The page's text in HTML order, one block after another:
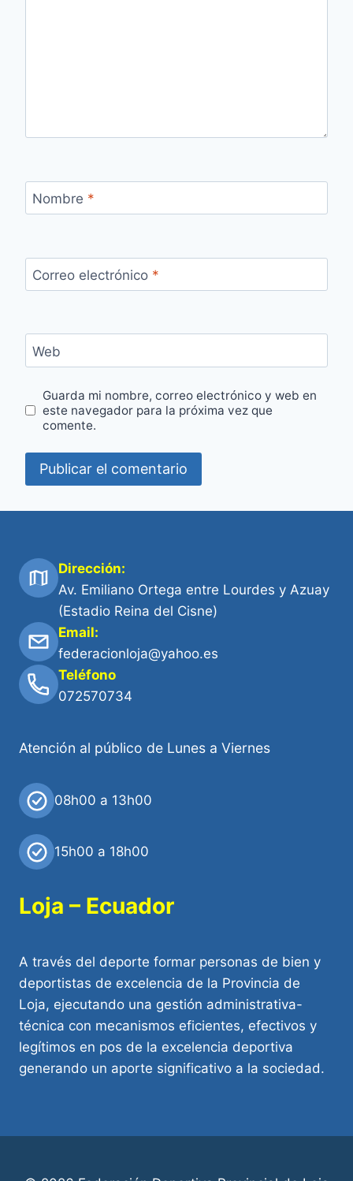
Nombre *
Correo electrónico *
Web
Guarda mi nombre, correo electrónico y web en
este navegador para la próxima vez que
comente.
Dirección:
Av. Emiliano Ortega entre Lourdes y Azuay
(Estadio Reina del Cisne)
Email:
federacionloja@yahoo.es
Teléfono
072570734
Atención al público de Lunes a Viernes
08h00 a 13h00
15h00 a 18h00
Loja – Ecuador
A través del deporte formar personas de bien y
deportistas de excelencia de la Provincia de
Loja, ejecutando una gestión administrativa-
técnica con mecanismos eficientes, efectivos y
legítimos en pos de la excelencia deportiva
generando un aporte significativo a la sociedad.